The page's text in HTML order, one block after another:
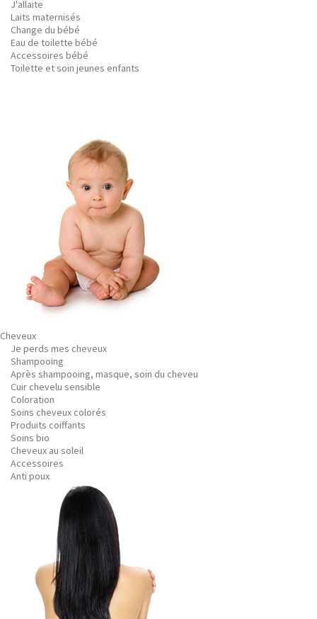
J'allaite
Laits maternisés
Change du bébé
Eau de toilette bébé
Accessoires bébé
Toilette et soin jeunes enfants
Cheveux
Je perds mes cheveux
Shampooing
Après shampooing, masque, soin du cheveu
Cuir chevelu sensible
Coloration
Soins cheveux colorés
Produits coiffants
Soins bio
Cheveux au soleil
Accessoires
Anti poux